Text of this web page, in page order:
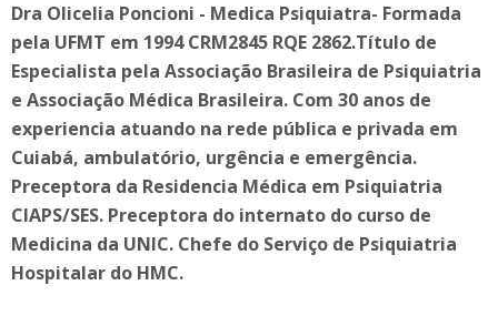
Dra Olicelia Poncioni - Medica Psiquiatra- Formada
pela UFMT em 1994 CRM2845 RQE 2862.Título de
Especialista pela Associação Brasileira de Psiquiatria
e Associação Médica Brasileira. Com 30 anos de
experiencia atuando na rede pública e privada em
Cuiabá, ambulatório, urgência e emergência.
Preceptora da Residencia Médica em Psiquiatria
CIAPS/SES. Preceptora do internato do curso de
Medicina da UNIC. Chefe do Serviço de Psiquiatria
Hospitalar do HMC.